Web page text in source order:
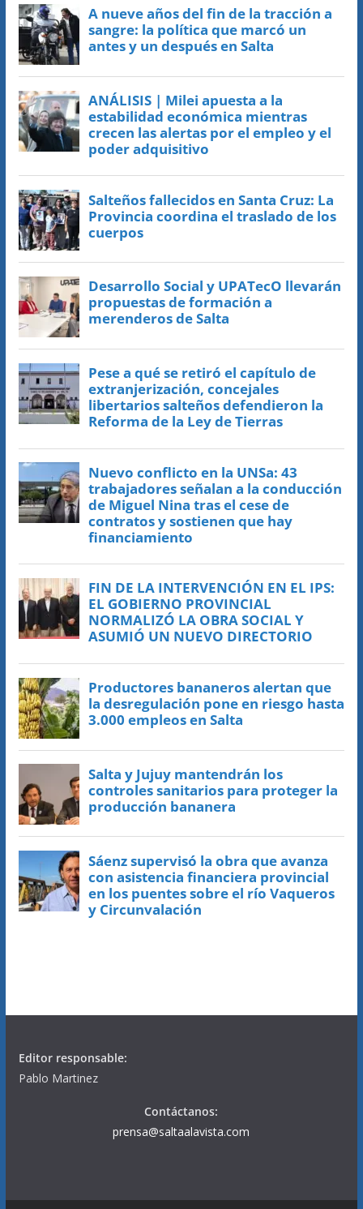
Editor responsable:
Pablo Martinez
Contáctanos:
prensa@saltaalavista.com